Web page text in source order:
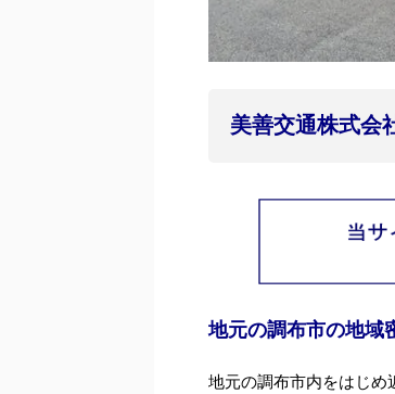
美善交通株式会
地元の調布市の地域
地元の調布市内をはじめ